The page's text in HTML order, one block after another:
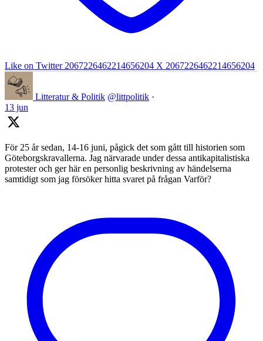
Like on Twitter 2067226462214656204 X 2067226462214656204
Litteratur & Politik @littpolitik ·
13 jun
För 25 år sedan, 14-16 juni, pågick det som gått till historien som
Göteborgskravallerna. Jag närvarade under dessa antikapitalistiska
protester och ger här en personlig beskrivning av händelserna
samtidigt som jag försöker hitta svaret på frågan Varför?